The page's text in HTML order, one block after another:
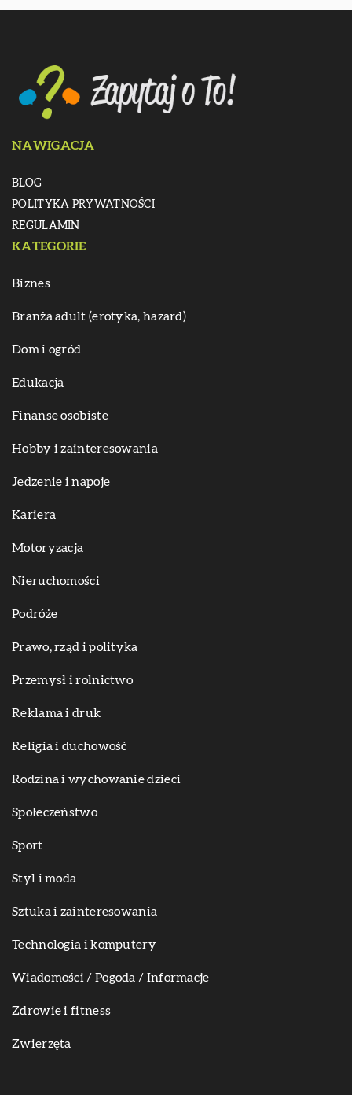
NAWIGACJA
BLOG
POLITYKA PRYWATNOŚCI
REGULAMIN
KATEGORIE
Biznes
Branża adult (erotyka, hazard)
Dom i ogród
Edukacja
Finanse osobiste
Hobby i zainteresowania
Jedzenie i napoje
Kariera
Motoryzacja
Nieruchomości
Podróże
Prawo, rząd i polityka
Przemysł i rolnictwo
Reklama i druk
Religia i duchowość
Rodzina i wychowanie dzieci
Społeczeństwo
Sport
Styl i moda
Sztuka i zainteresowania
Technologia i komputery
Wiadomości / Pogoda / Informacje
Zdrowie i fitness
Zwierzęta